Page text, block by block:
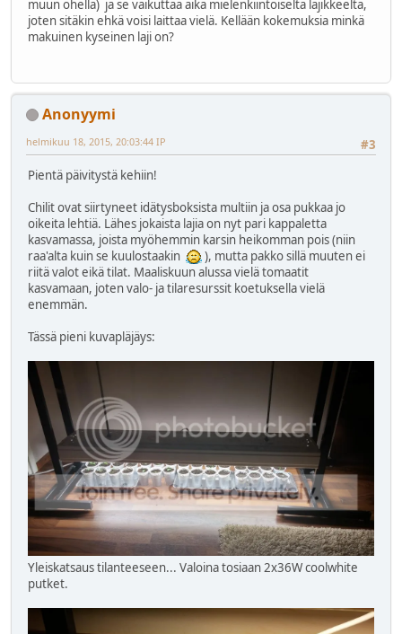
muun ohella) ja se vaikuttaa aika mielenkiintoiselta lajikkeelta,
joten sitäkin ehkä voisi laittaa vielä. Kellään kokemuksia minkä
makuinen kyseinen laji on?
Anonyymi
#3
helmikuu 18, 2015, 20:03:44 IP
Pientä päivitystä kehiin!
Chilit ovat siirtyneet idätysboksista multiin ja osa pukkaa jo
oikeita lehtiä. Lähes jokaista lajia on nyt pari kappaletta
kasvamassa, joista myöhemmin karsin heikomman pois (niin
raa'alta kuin se kuulostaakin
), mutta pakko sillä muuten ei
riitä valot eikä tilat. Maaliskuun alussa vielä tomaatit
kasvamaan, joten valo- ja tilaresurssit koetuksella vielä
enemmän.
Tässä pieni kuvapläjäys:
Yleiskatsaus tilanteeseen... Valoina tosiaan 2x36W coolwhite
putket.